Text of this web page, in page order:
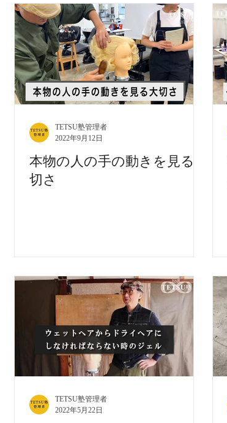
本物の人の手の動きを見る大
切さ
TETSU塾管理者
2022年9月12日
TETSU塾管理者
2022年5月22日